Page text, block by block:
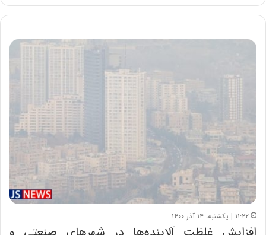
۱۱:۲۲ | یکشنبه، ۱۴ آذر ۱۴۰۰